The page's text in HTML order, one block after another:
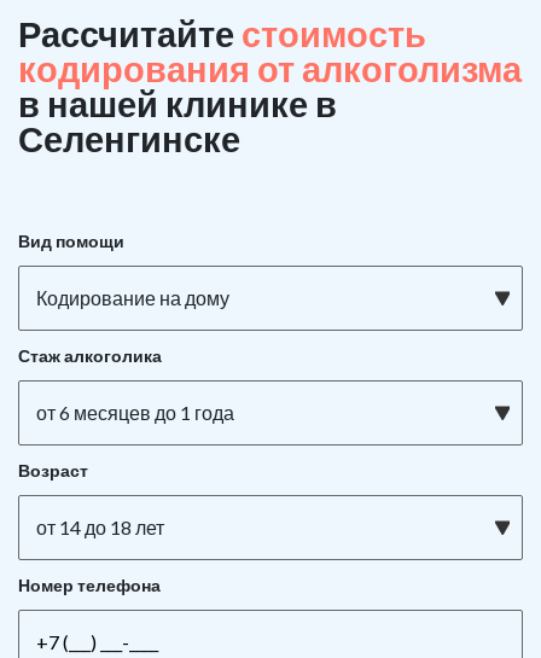
Рассчитайте стоимость
кодирования от алкоголизма
в нашей клинике в
Селенгинске
Вид помощи
Кодирование на дому
Стаж алкоголика
от 6 месяцев до 1 года
Возраст
от 14 до 18 лет
Номер телефона